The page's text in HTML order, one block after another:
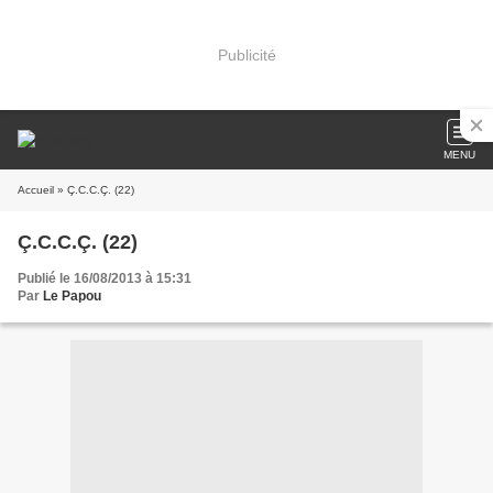
Publicité
MENU
Accueil » Ç.C.C.Ç. (22)
Ç.C.C.Ç. (22)
Publié le 16/08/2013 à 15:31
Par Le Papou